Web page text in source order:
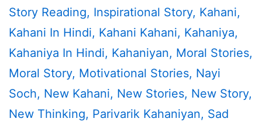
Story Reading, Inspirational Story, Kahani,
Kahani In Hindi, Kahani Kahani, Kahaniya,
Kahaniya In Hindi, Kahaniyan, Moral Stories,
Moral Story, Motivational Stories, Nayi
Soch, New Kahani, New Stories, New Story,
New Thinking, Parivarik Kahaniyan, Sad